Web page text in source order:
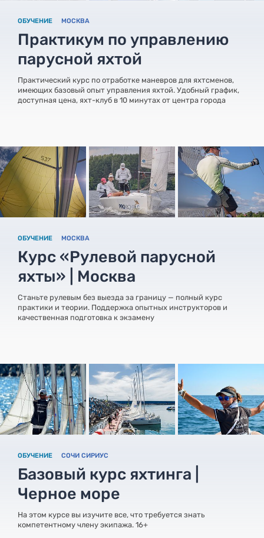
ОБУЧЕНИЕ МОСКВА
Практикум по управлению
парусной яхтой
Практический курс по отработке маневров для яхтсменов,
имеющих базовый опыт управления яхтой. Удобный график,
доступная цена, яхт-клуб в 10 минутах от центра города
ОБУЧЕНИЕ МОСКВА
Курс «Рулевой парусной
яхты» | Москва
Станьте рулевым без выезда за границу — полный курс
практики и теории. Поддержка опытных инструкторов и
качественная подготовка к экзамену
ОБУЧЕНИЕ СОЧИ СИРИУС
Базовый курс яхтинга |
Черное море
На этом курсе вы изучите все, что требуется знать
компетентному члену экипажа. 16+